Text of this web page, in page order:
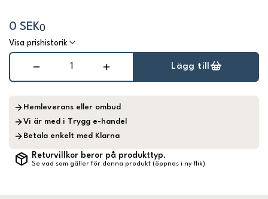
0 SEK0
Visa prishistorik
Lägg till
Hemleverans eller ombud
Vi är med i Trygg e-handel
Betala enkelt med Klarna
Returvillkor beror på produkttyp.
Se vad som gäller för denna produkt (öppnas i ny flik)